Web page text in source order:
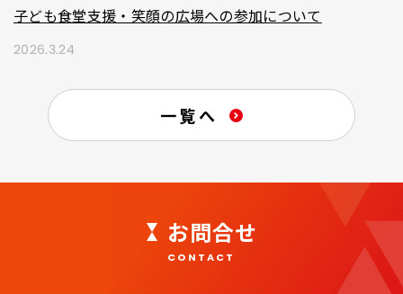
2026.3.24
子ども食堂支援・笑顔の広場への参加について
一覧へ
お問合せ
CONTACT